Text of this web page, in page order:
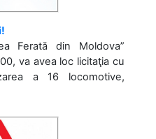
Ferată din Moldova”
va avea loc licitaţia cu
a 16 locomotive,